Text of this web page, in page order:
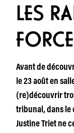
LES
FORCE
Avant de
le 23 août en
(re)découvrir
tribunal, dans le
Justine Triet ne